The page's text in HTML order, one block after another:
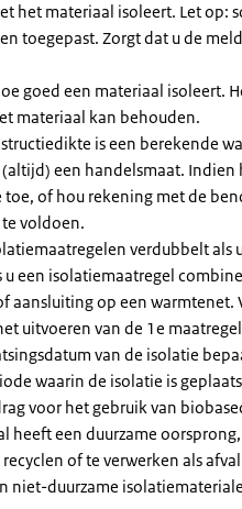
het materiaal isoleert. Let op:
toegepast. Zorgt dat u de
goed een materiaal isoleert.
materiaal kan behouden.
is een berekende
een handelsmaat. Indien
of hou rekening met de
voldoen.
verdubbelt als
een isolatiemaatregel
aansluiting op een warmtenet.
uitvoeren van de 1e
van de isolatie
waarin de isolatie is
voor het gebruik van
heeft een duurzame oorsprong,
of te verwerken als
niet-duurzame